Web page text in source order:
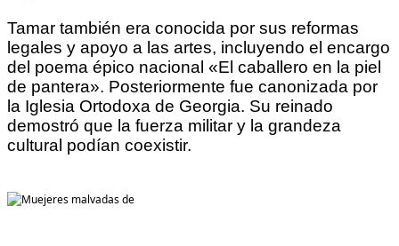
Tamar también era conocida por sus reformas
legales y apoyo a las artes, incluyendo el encargo
del poema épico nacional «El caballero en la piel
de pantera». Posteriormente fue canonizada por
la Iglesia Ortodoxa de Georgia. Su reinado
demostró que la fuerza militar y la grandeza
cultural podían coexistir.